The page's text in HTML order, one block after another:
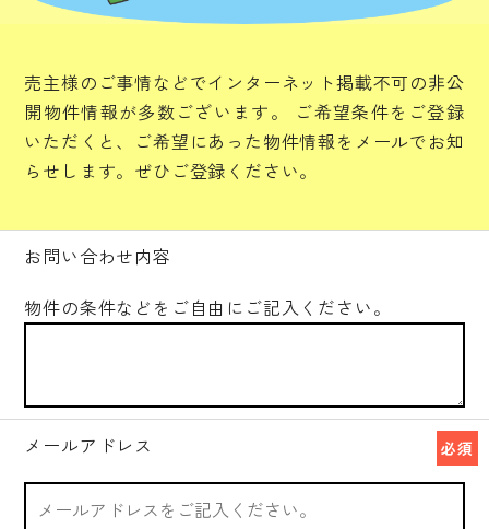
売主様のご事情などでインターネット掲載不可の非公
開物件情報が多数ございます。
ご希望条件をご登録
いただくと、ご希望にあった物件情報をメールでお知
らせします。ぜひご登録ください。
お問い合わせ内容
物件の条件などをご自由にご記入ください。
メールアドレス 必須